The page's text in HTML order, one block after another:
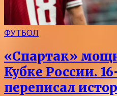
ФУТБОЛ
«Спартак»
Кубке России.
переписал